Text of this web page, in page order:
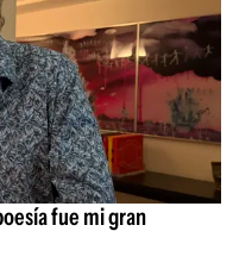
fue mi gran